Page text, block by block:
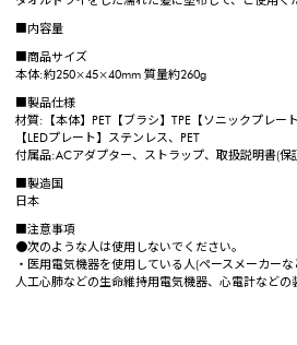
■内容量
■商品サイズ
本体:約250×45×40mm 質量約260g
■製品仕様
材質:【本体】PET【ブラシ】TPE【ソニックプレー
【LEDプレート】ステンレス、PET
付属品:ACアダプター、ストラップ、取扱説明書(保
■製造国
日本
■注意事項
●次のような人は使用しないでください。
・医用電気機器を使用している人(ペースメーカー
人工心肺などの生命維持用電気機器、心電計などの